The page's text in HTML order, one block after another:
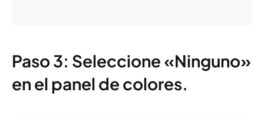
Paso 3: Seleccione «Ninguno»
en el panel de colores.